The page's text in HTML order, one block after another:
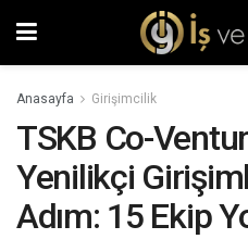
Anasayfa Girişimcilik
TSKB Co-
Yenilikçi
Adım: 15 Ekip